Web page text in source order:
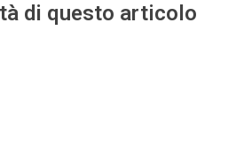
di questo articolo